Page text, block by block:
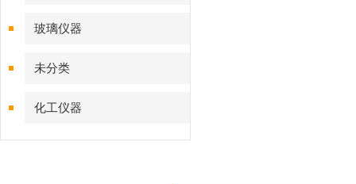
玻璃仪器
未分类
化工仪器